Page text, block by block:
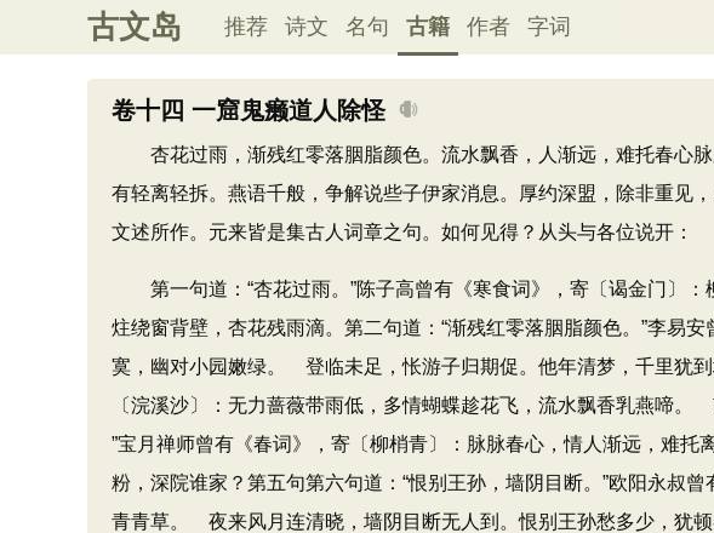
古文岛 推荐 诗文 名句 古籍 作者 字词
卷十四 一窟鬼癞道人除怪
杏花过雨，渐残红零落胭脂颜色。流水飘香，人渐远，难托春心脉
有轻离轻拆。燕语千般，争解说些子伊家消息。厚约深盟，除非重见
文述所作。元来皆是集古人词章之句。如何见得？从头与各位说开：
第一句道：​“杏花过雨。​”陈子高曾有《寒食词》​，寄〔谒金门〕
炷绕窗背壁，杏花残雨滴。第二句道：​“渐残红零落胭脂颜色。​”李易
寞，幽对小园嫩绿。 登临未足，怅游子归期促。他年清梦，千里犹
〔浣溪沙〕：无力蔷薇带雨低，多情蝴蝶趁花飞，流水飘香乳燕啼
”宝月禅师曾有《春词》​，寄〔柳梢青〕：脉脉春心，情人渐远，难
粉，深院谁家？第五句第六句道：​“恨别王孙，墙阴目断。​”欧阳永叔
青青草。 夜来风月连清晓，墙阴目断无人到。恨别王孙愁多少，犹